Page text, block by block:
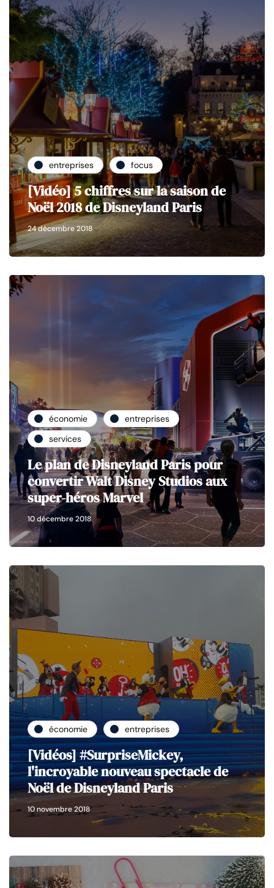
entreprises focus
[Vidéo] 5 chiffres sur la saison de
Noël 2018 de Disneyland Paris
24 décembre 2018
économie
entreprises
services
Le plan de Disneyland Paris pour
convertir Walt Disney Studios aux
super-héros Marvel
10 décembre 2018
économie entreprises
[Vidéos] #SurpriseMickey,
l'incroyable nouveau spectacle de
Noël de Disneyland Paris
10 novembre 2018